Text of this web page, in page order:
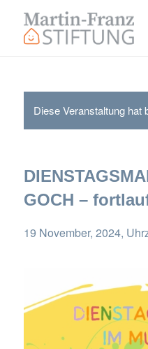
Diese Veranstaltung hat
GOCH –
19 November, 2024,